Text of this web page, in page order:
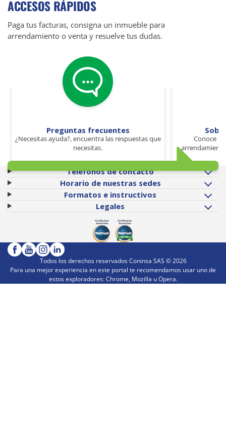
ACCESOS RÁPIDOS
Paga tus facturas, consigna un inmueble para
arrendamiento o venta y resuelve tus dudas.
Preguntas frecuentes
¿Necesitas ayuda?, encuentra las respuestas que
necesitas.
Conoce
Teléfonos de contacto
Horario de nuestras sedes
Formatos e instructivos
Legales
Todos los derechos reservados Coninsa SAS ©2026
Para una mejor experiencia en este portal te recomendamos usar uno de
estos exploradores: Chrome, Mozilla u Opera.